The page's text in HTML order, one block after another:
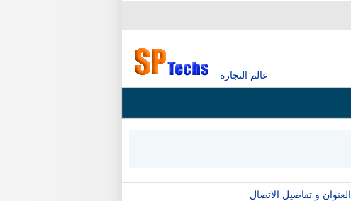
عالم التجارة
العنوان و تفاصيل الاتصال